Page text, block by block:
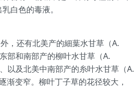
白色的毒液。
，还有北美产的細葉水甘草（A.
部和南部产的柳叶水甘草（A.
及北美中南部产的糸叶水甘草（A.
变窄。柳叶丁子草的花径较大，